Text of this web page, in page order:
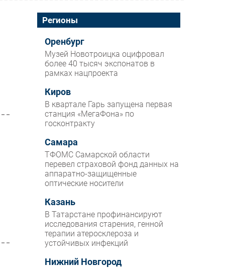
РАЗДЕЛЫ
Новости
Аналитика
Интервью
Мероприятия
Проекты
IT класс
Тестовый стенд
Каталог компаний
Регионы
Оренбург
Музей Новотроицка оцифровал
более 40 тысяч экспонатов в
рамках нацпроекта
Киров
В квартале Гарь запущена первая
станция «МегаФона» по
госконтракту
Самара
ТФОМС Самарской области
перевел страховой фонд данных на
аппаратно-защищенные
оптические носители
Казань
В Татарстане профинансируют
исследования старения, генной
терапии атеросклероза и
устойчивых инфекций
Нижний Новгород